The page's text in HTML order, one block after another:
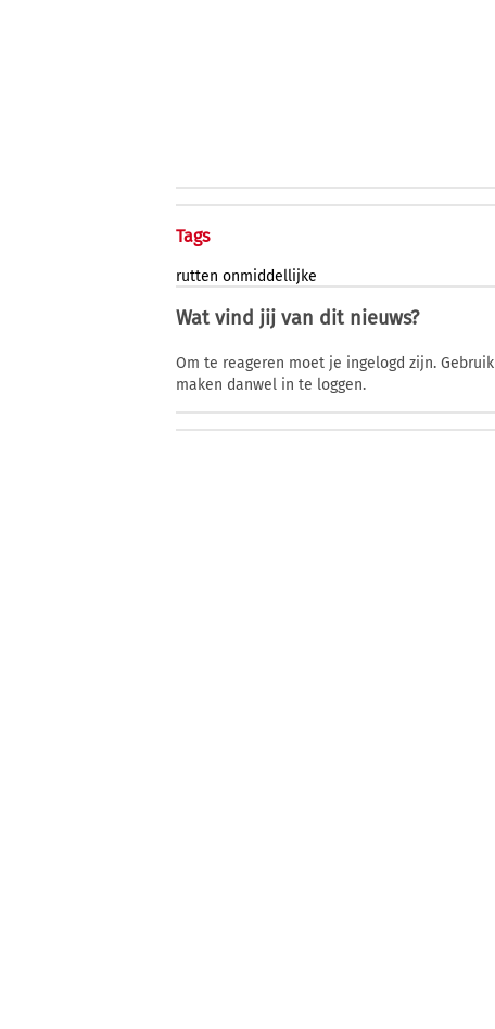
Tags
rutten onmiddellijke
Wat vind jij van dit nieuws?
Om te reageren moet je ingelogd zijn.
maken danwel in te loggen.